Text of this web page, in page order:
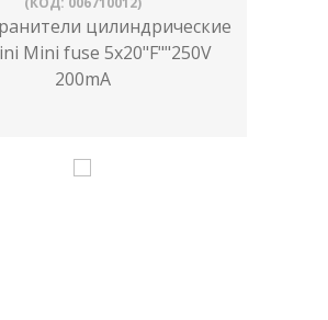
цилиндрические
Mini fuse 5x20"F""250V
200mA